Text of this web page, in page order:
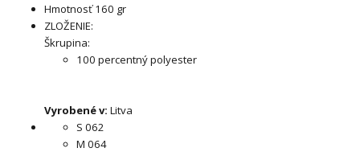
Hmotnosť 160 gr
ZLOŽENIE:
Škrupina:
100 percentný polyester
Vyrobené v: Litva
S 062
M 064